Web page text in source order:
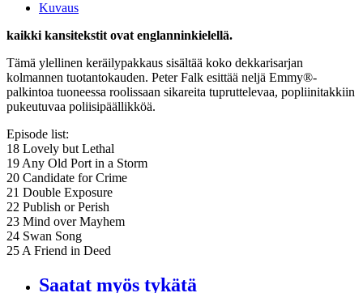
Kuvaus
kaikki kansitekstit ovat englanninkielellä.
Tämä ylellinen keräilypakkaus sisältää koko dekkarisarjan
kolmannen tuotantokauden. Peter Falk esittää neljä Emmy®-
palkintoa tuoneessa roolissaan sikareita tupruttelevaa, popliinitakkiin
pukeutuvaa poliisipäällikköä.
Episode list:
18 Lovely but Lethal
19 Any Old Port in a Storm
20 Candidate for Crime
21 Double Exposure
22 Publish or Perish
23 Mind over Mayhem
24 Swan Song
25 A Friend in Deed
Saatat myös tykätä